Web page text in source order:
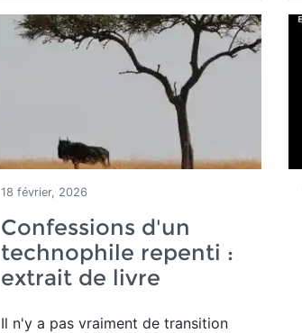
18 février, 2026
Confessions d'un
technophile repenti :
extrait de livre
Il n'y a pas vraiment de transition